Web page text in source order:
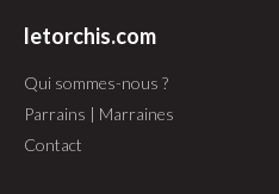
letorchis.com
Qui sommes-nous ?
Parrains | Marraines
Contact